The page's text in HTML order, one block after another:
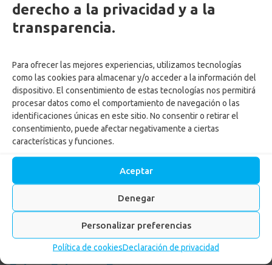
derecho a la privacidad y a la
transparencia.
Para ofrecer las mejores experiencias, utilizamos tecnologías
como las cookies para almacenar y/o acceder a la información del
dispositivo. El consentimiento de estas tecnologías nos permitirá
procesar datos como el comportamiento de navegación o las
identificaciones únicas en este sitio. No consentir o retirar el
consentimiento, puede afectar negativamente a ciertas
características y funciones.
Aceptar
Denegar
Personalizar preferencias
Política de cookiesDeclaración de privacidad
Enlaces Externos Personas
PQRSF: tu opinión es importante
Asopagos
Trabaja con nosotros
Agencia de Gestión y Colocación de Empleo
Política tratamiento de datos
Aviso de Privacidad
Cumplimiento normas y recomendaciones para uso de Centros
Autorización tratamiento y uso de datos menores